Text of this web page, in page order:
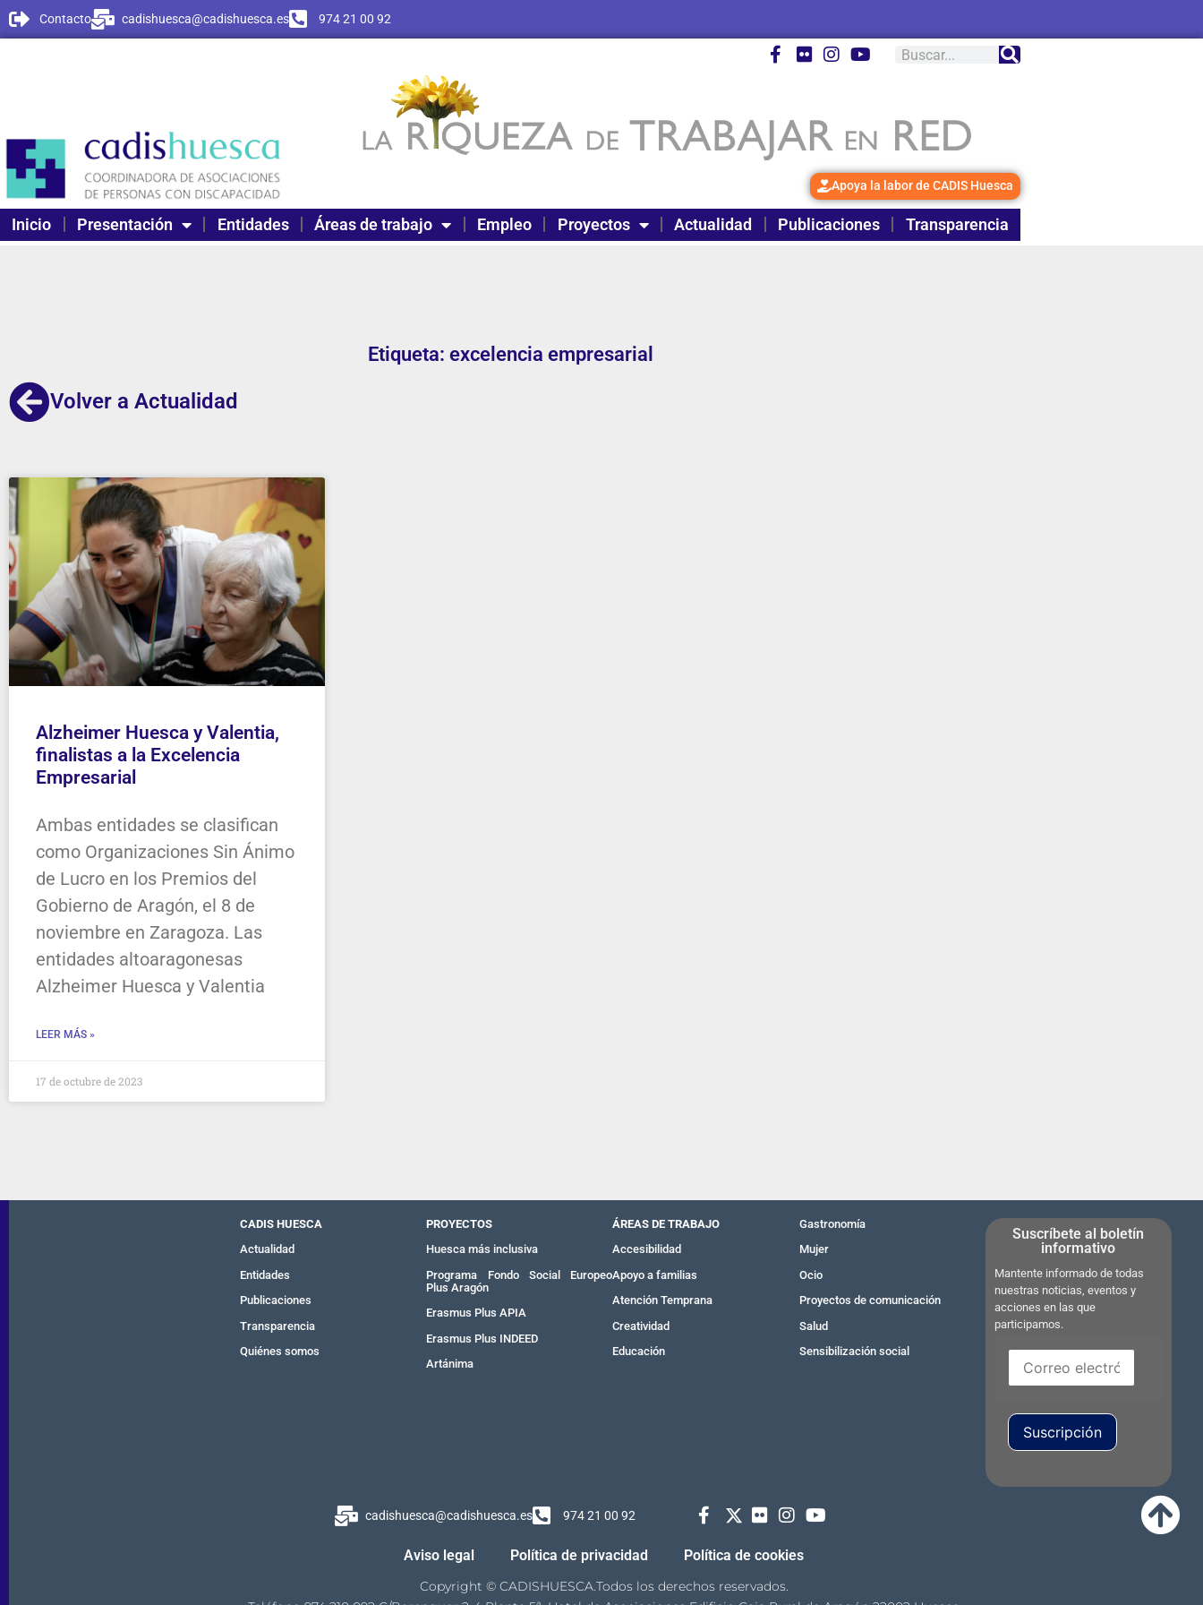
Contacto cadishuesca@cadishuesca.es 974 21 00 92
Apoya la labor de CADIS Huesca
Inicio Presentación Entidades Áreas de trabajo Empleo Proyectos Actualidad Publicaciones Transparencia
Etiqueta: excelencia empresarial
Volver a Actualidad
Alzheimer Huesca y Valentia,
finalistas a la Excelencia
Empresarial
Ambas entidades se clasifican
como Organizaciones Sin Ánimo
de Lucro en los Premios del
Gobierno de Aragón, el 8 de
noviembre en Zaragoza. Las
entidades altoaragonesas
Alzheimer Huesca y Valentia
LEER MÁS »
17 de octubre de 2023
CADIS HUESCA
Actualidad
Entidades
Publicaciones
Transparencia
Quiénes somos
PROYECTOS
Huesca más inclusiva
Programa Fondo Social Europeo
Plus Aragón
Erasmus Plus APIA
Erasmus Plus INDEED
Artánima
ÁREAS DE TRABAJO
Accesibilidad
Apoyo a familias
Atención Temprana
Creatividad
Educación
Gastronomía
Mujer
Ocio
Proyectos de comunicación
Salud
Sensibilización social
Suscríbete al boletín
informativo
Mantente informado de todas
nuestras noticias, eventos y
acciones en las que
participamos.
Suscripción
cadishuesca@cadishuesca.es 974 21 00 92
Aviso legal Política de privacidad Política de cookies
Copyright © CADISHUESCA.Todos los derechos reservados.